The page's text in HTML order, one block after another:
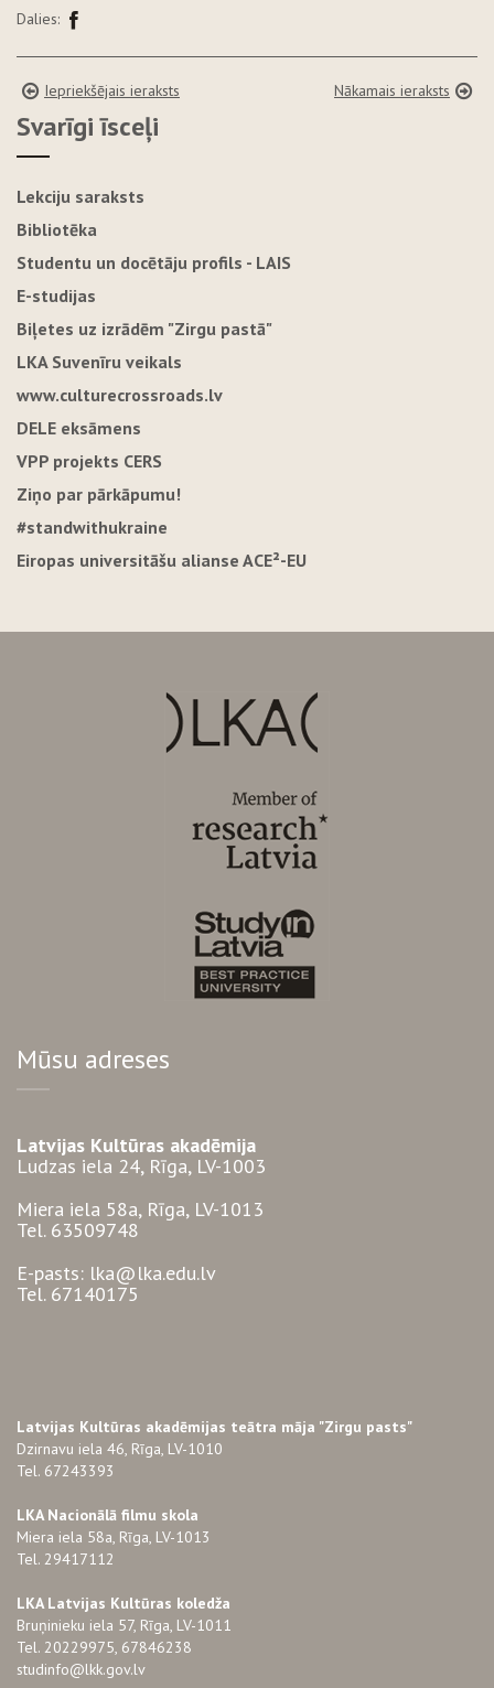
Dalies:
Iepriekšējais ieraksts Nākamais ieraksts
Svarīgi īsceļi
Lekciju saraksts
Bibliotēka
Studentu un docētāju profils - LAIS
E-studijas
Biļetes uz izrādēm "Zirgu pastā"
LKA Suvenīru veikals
www.culturecrossroads.lv
DELE eksāmens
VPP projekts CERS
Ziņo par pārkāpumu!
#standwithukraine
Eiropas universitāšu alianse ACE²-EU
Mūsu adreses
Latvijas Kultūras akadēmija
Ludzas iela 24, Rīga, LV-1003
Miera iela 58a, Rīga, LV-1013
Tel. 63509748
E-pasts: lka@lka.edu.lv
Tel. 67140175
Latvijas Kultūras akadēmijas teātra māja "Zirgu pasts"
Dzirnavu iela 46, Rīga, LV-1010
Tel. 67243393
LKA Nacionālā filmu skola
Miera iela 58a, Rīga, LV-1013
Tel. 29417112
LKA Latvijas Kultūras koledža
Bruņinieku iela 57, Rīga, LV-1011
Tel. 20229975, 67846238
studinfo@lkk.gov.lv